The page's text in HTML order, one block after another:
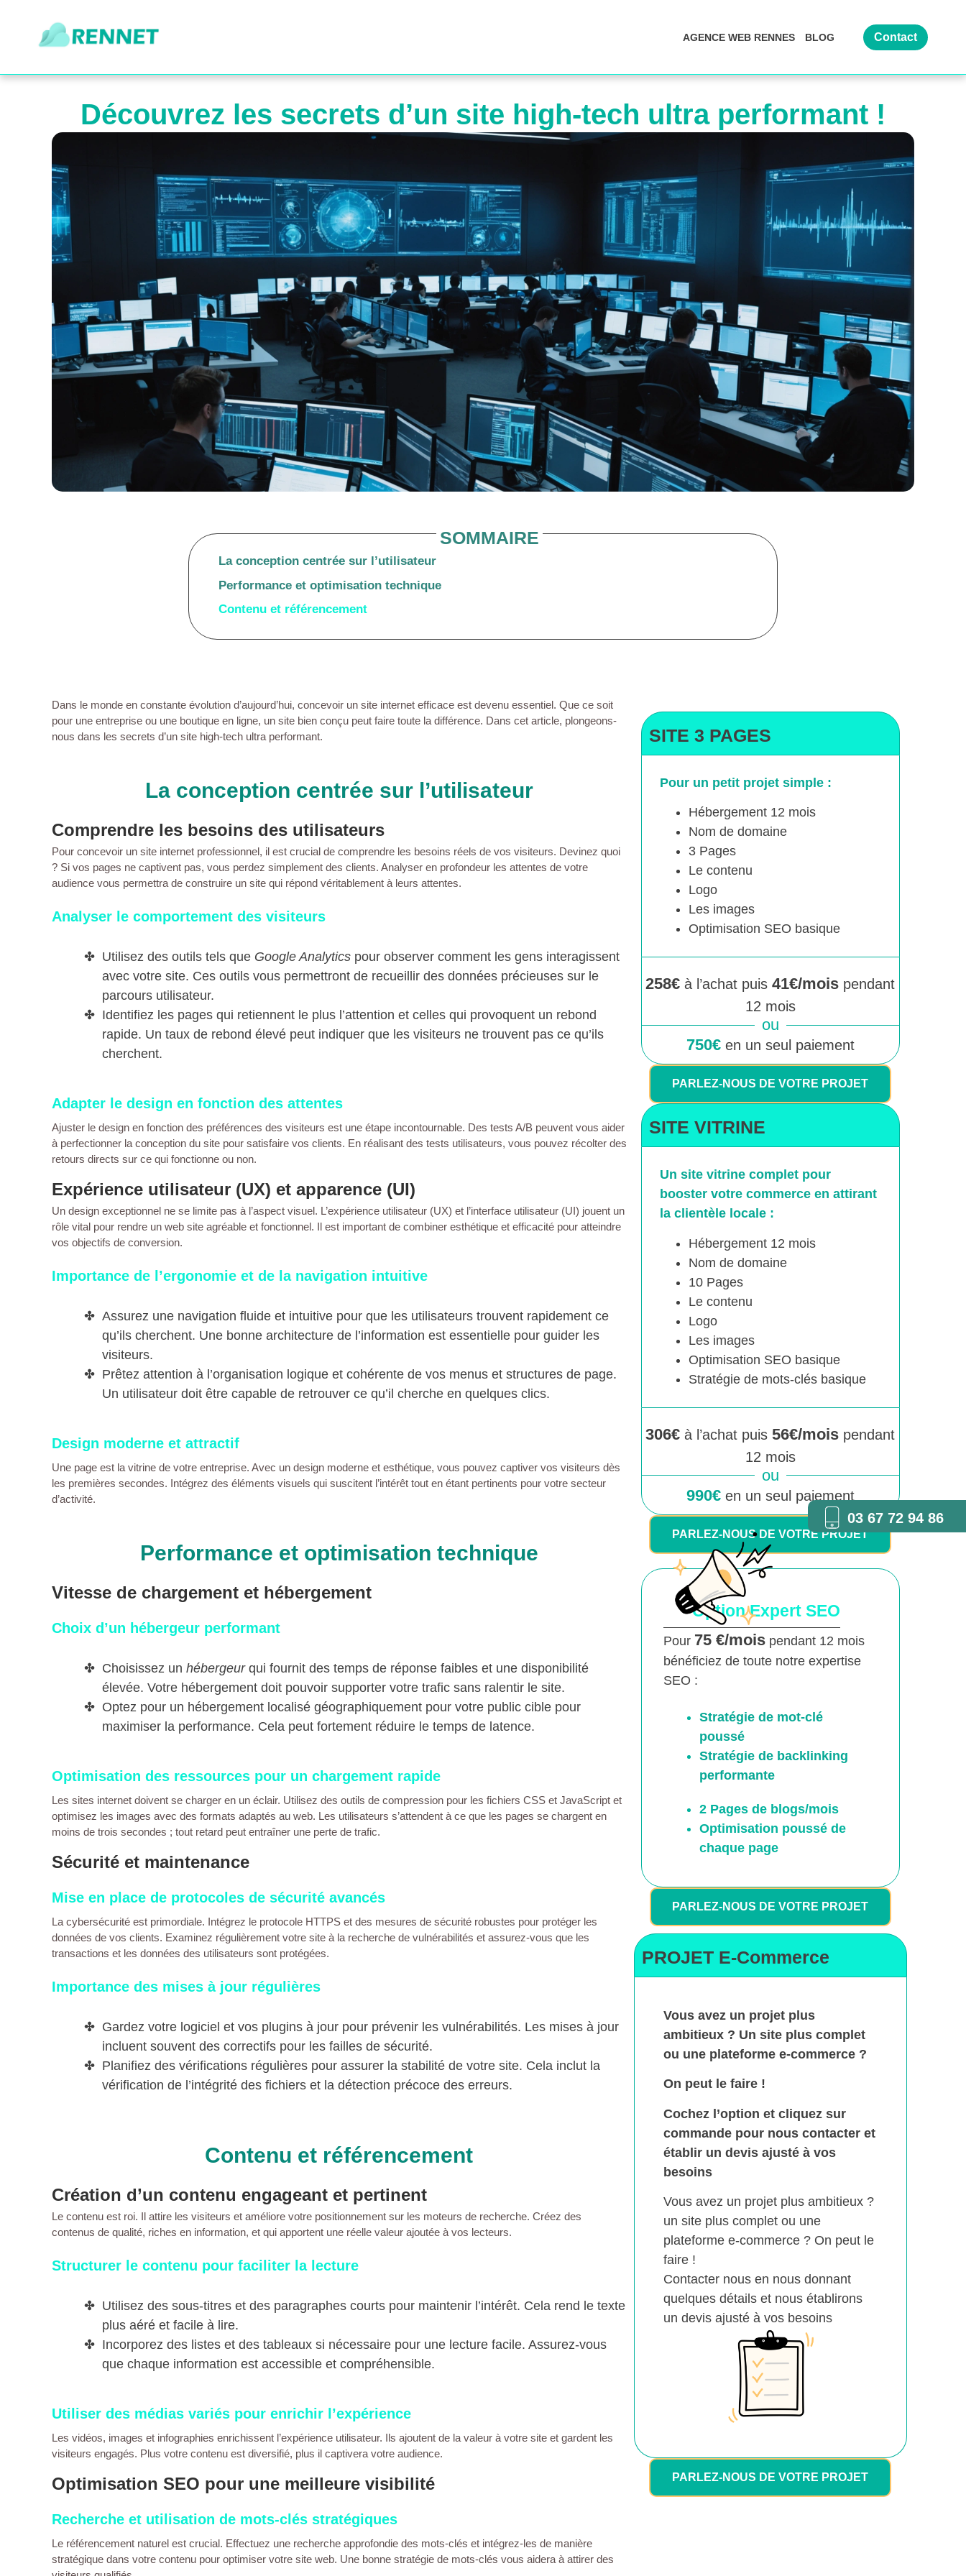
AGENCE WEB RENNES BLOG Contact
Découvrez les secrets d’un site high-tech ultra performant !
SOMMAIRE
La conception centrée sur l’utilisateur
Performance et optimisation technique
Contenu et référencement
Dans le monde en constante évolution d’aujourd’hui, concevoir un site internet efficace est devenu essentiel. Que ce soit
pour une entreprise ou une boutique en ligne, un site bien conçu peut faire toute la différence. Dans cet article, plongeons-
nous dans les secrets d’un site high-tech ultra performant.
La conception centrée sur l’utilisateur
Comprendre les besoins des utilisateurs
Pour concevoir un site internet professionnel, il est crucial de comprendre les besoins réels de vos visiteurs. Devinez quoi
? Si vos pages ne captivent pas, vous perdez simplement des clients. Analyser en profondeur les attentes de votre
audience vous permettra de construire un site qui répond véritablement à leurs attentes.
Analyser le comportement des visiteurs
Utilisez des outils tels que Google Analytics pour observer comment les gens interagissent
avec votre site. Ces outils vous permettront de recueillir des données précieuses sur le
parcours utilisateur.
Identifiez les pages qui retiennent le plus l’attention et celles qui provoquent un rebond
rapide. Un taux de rebond élevé peut indiquer que les visiteurs ne trouvent pas ce qu’ils
cherchent.
Adapter le design en fonction des attentes
Ajuster le design en fonction des préférences des visiteurs est une étape incontournable. Des tests A/B peuvent vous aider
à perfectionner la conception du site pour satisfaire vos clients. En réalisant des tests utilisateurs, vous pouvez récolter des
retours directs sur ce qui fonctionne ou non.
Expérience utilisateur (UX) et apparence (UI)
Un design exceptionnel ne se limite pas à l’aspect visuel. L’expérience utilisateur (UX) et l’interface utilisateur (UI) jouent un
rôle vital pour rendre un web site agréable et fonctionnel. Il est important de combiner esthétique et efficacité pour atteindre
vos objectifs de conversion.
Importance de l’ergonomie et de la navigation intuitive
Assurez une navigation fluide et intuitive pour que les utilisateurs trouvent rapidement ce
qu’ils cherchent. Une bonne architecture de l’information est essentielle pour guider les
visiteurs.
Prêtez attention à l’organisation logique et cohérente de vos menus et structures de page.
Un utilisateur doit être capable de retrouver ce qu’il cherche en quelques clics.
Design moderne et attractif
Une page est la vitrine de votre entreprise. Avec un design moderne et esthétique, vous pouvez captiver vos visiteurs dès
les premières secondes. Intégrez des éléments visuels qui suscitent l’intérêt tout en étant pertinents pour votre secteur
d’activité.
Performance et optimisation technique
Vitesse de chargement et hébergement
Choix d’un hébergeur performant
Choisissez un hébergeurqui fournit des temps de réponse faibles et une disponibilité
élevée. Votre hébergement doit pouvoir supporter votre trafic sans ralentir le site.
Optez pour un hébergement localisé géographiquement pour votre public cible pour
maximiser la performance. Cela peut fortement réduire le temps de latence.
Optimisation des ressources pour un chargement rapide
Les sites internet doivent se charger en un éclair. Utilisez des outils de compression pour les fichiers CSS et JavaScript et
optimisez les images avec des formats adaptés au web. Les utilisateurs s’attendent à ce que les pages se chargent en
moins de trois secondes ; tout retard peut entraîner une perte de trafic.
Sécurité et maintenance
Mise en place de protocoles de sécurité avancés
La cybersécurité est primordiale. Intégrez le protocole HTTPS et des mesures de sécurité robustes pour protéger les
données de vos clients. Examinez régulièrement votre site à la recherche de vulnérabilités et assurez-vous que les
transactions et les données des utilisateurs sont protégées.
Importance des mises à jour régulières
Gardez votre logiciel et vos plugins à jour pour prévenir les vulnérabilités. Les mises à jour
incluent souvent des correctifs pour les failles de sécurité.
Planifiez des vérifications régulières pour assurer la stabilité de votre site. Cela inclut la
vérification de l’intégrité des fichiers et la détection précoce des erreurs.
Contenu et référencement
Création d’un contenu engageant et pertinent
Le contenu est roi. Il attire les visiteurs et améliore votre positionnement sur les moteurs de recherche. Créez des
contenus de qualité, riches en information, et qui apportent une réelle valeur ajoutée à vos lecteurs.
Structurer le contenu pour faciliter la lecture
Utilisez des sous-titres et des paragraphes courts pour maintenir l’intérêt. Cela rend le texte
plus aéré et facile à lire.
Incorporez des listes et des tableaux si nécessaire pour une lecture facile. Assurez-vous
que chaque information est accessible et compréhensible.
Utiliser des médias variés pour enrichir l’expérience
Les vidéos, images et infographies enrichissent l’expérience utilisateur. Ils ajoutent de la valeur à votre site et gardent les
visiteurs engagés. Plus votre contenu est diversifié, plus il captivera votre audience.
Optimisation SEO pour une meilleure visibilité
Recherche et utilisation de mots-clés stratégiques
Le référencement naturel est crucial. Effectuez une recherche approfondie des mots-clés et intégrez-les de manière
stratégique dans votre contenu pour optimiser votre site web. Une bonne stratégie de mots-clés vous aidera à attirer des
SITE 3 PAGES
Pour un petit projet simple :
Hébergement 12 mois
Nom de domaine
3 Pages
Le contenu
Logo
Les images
Optimisation SEO basique
258€à l’achat puis41€/mois pendant
12 mois
ou
750€en un seul paiement
PARLEZ-NOUS DE VOTRE PROJET
SITE VITRINE
Un site vitrine complet pour
booster votre commerce en attirant
la clientèle locale :
Hébergement 12 mois
Nom de domaine
10 Pages
Le contenu
Logo
Les images
Optimisation SEO basique
Stratégie de mots-clés basique
306€à l’achat puis56€/mois pendant
12 mois
ou
990€en un seul paiement
PARLEZ-NOUS DE VOTRE PROJET
Option Expert SEO
Pour 75 €/moispendant 12 mois
bénéficiez de toute notre expertise
SEO :
Stratégie de mot-clé
poussé
Stratégie de backlinking
performante
2 Pages de blogs/mois
Optimisation pousséde
chaque page
PARLEZ-NOUS DE VOTRE PROJET
PROJET E-Commerce
Vous avez un projet plus
ambitieux ? Un site plus complet
ou une plateforme e-commerce ?
On peut le faire !
Cochez l’option et cliquez sur
commande pour nous contacter et
établir un devis ajusté à vos
besoins
Vous avez un projet plus ambitieux ?
un site plus complet ou une
plateforme e-commerce ? On peut le
faire !
Contacter nous en nous donnant
quelques détails et nous établirons
un devis ajusté à vos besoins
PARLEZ-NOUS DE VOTRE PROJET
03 67 72 94 86